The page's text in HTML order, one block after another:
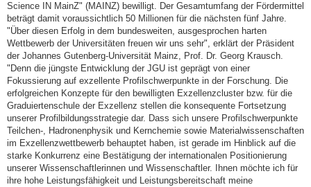
Science IN MainZ" (MAINZ) bewilligt. Der Gesamtumfang der Fördermittel
beträgt damit voraussichtlich 50 Millionen für die nächsten fünf Jahre.
"Über diesen Erfolg in dem bundesweiten, ausgesprochen harten
Wettbewerb der Universitäten freuen wir uns sehr", erklärt der Präsident
der Johannes Gutenberg-Universität Mainz, Prof. Dr. Georg Krausch.
"Denn die jüngste Entwicklung der JGU ist geprägt von einer
Fokussierung auf exzellente Profilschwerpunkte in der Forschung. Die
erfolgreichen Konzepte für den bewilligten Exzellenzcluster bzw. für die
Graduiertenschule der Exzellenz stellen die konsequente Fortsetzung
unserer Profilbildungsstrategie dar. Dass sich unsere Profilschwerpunkte
Teilchen-, Hadronenphysik und Kernchemie sowie Materialwissenschaften
im Exzellenzwettbewerb behauptet haben, ist gerade im Hinblick auf die
starke Konkurrenz eine Bestätigung der internationalen Positionierung
unserer Wissenschaftlerinnen und Wissenschaftler. Ihnen möchte ich für
ihre hohe Leistungsfähigkeit und Leistungsbereitschaft meine